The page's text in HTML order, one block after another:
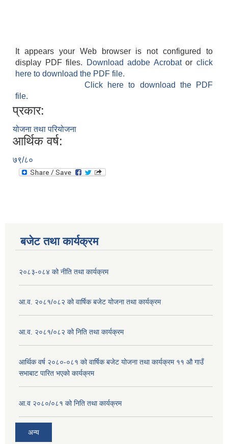
It appears your Web browser is not configured to
display PDF files.
Download adobe Acrobatorclick
here to download the PDF file.
Click here to download the PDF
file.
प्रकार:
योजना तथा परियोजना
आर्थिक वर्ष:
७९/८०
बजेट तथा कार्यक्रम
२०८३-०८४ को नीति तथा कार्यक्रम
आ.व. २०८१/०८२ को वार्षिक बजेट योजना तथा कार्यक्रम
आ.व. २०८१/०८२ को निति तथा कार्यक्रम
आर्थिक वर्ष २०८०-०८१ को वार्षिक बजेट योजना तथा कार्यक्रम ११ औ गाउँ
सभाबाट पारित भएको कार्यक्रम
आ.व २०८०/०८१ को निति तथा कार्यक्रम
अन्य